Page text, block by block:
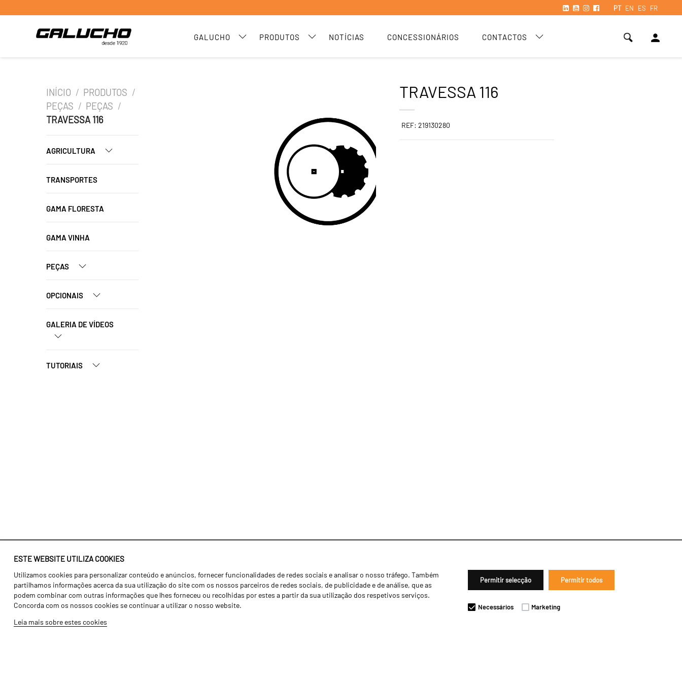
PT EN ES FR
GALUCHO PRODUTOS NOTÍCIAS CONCESSIONÁRIOS CONTACTOS person
ESTE WEBSITE UTILIZA COOKIES
Utilizamos cookies para personalizar conteúdo e anúncios, fornecer funcionalidades de redes sociais e analisar o nosso tráfego. Também
partilhamos informações acerca da sua utilização do site com os nossos parceiros de redes sociais, de publicidade e de análise, que as
podem combinar com outras informações que lhes forneceu ou recolhidas por estes a partir da sua utilização dos respetivos serviços.
Concorda com os nossos cookies se continuar a utilizar o nosso website.
Leia mais sobre estes cookies
Permitir selecção Permitir todos
Necessários Marketing
INÍCIO / PRODUTOS /
PEÇAS / PEÇAS /
TRAVESSA 116
AGRICULTURA
TRANSPORTES
GAMA FLORESTA
GAMA VINHA
PEÇAS
OPCIONAIS
GALERIA DE VÍDEOS
TUTORIAIS
TRAVESSA 116
REF: 219130280
Identidade
História
Fábrica / Produção
Recursos Humanos
Agricultura
Transportes
Gama Floresta
Notícias
Concessionários